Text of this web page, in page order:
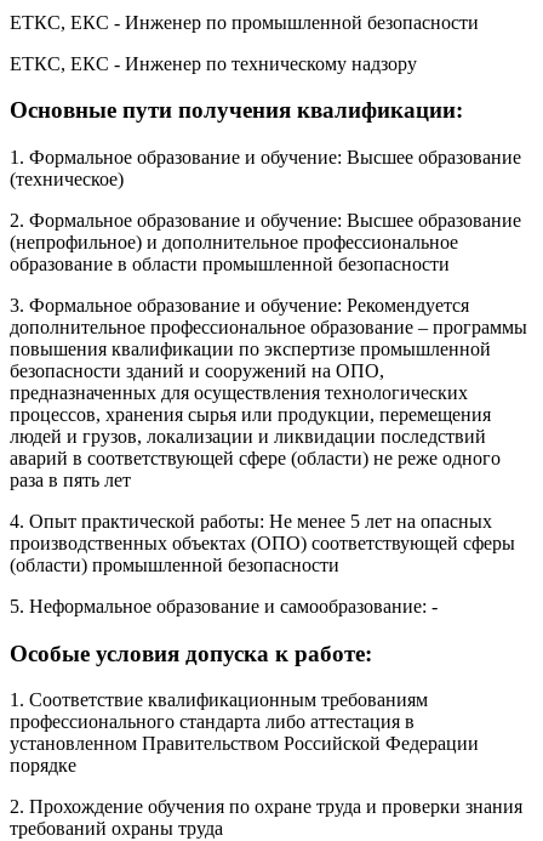
ЕТКС, ЕКС - Инженер по промышленной безопасности
ЕТКС, ЕКС - Инженер по техническому надзору
Основные пути получения квалификации:
1. Формальное образование и обучение: Высшее образование
(техническое)
2. Формальное образование и обучение: Высшее образование
(непрофильное) и дополнительное профессиональное
образование в области промышленной безопасности
3. Формальное образование и обучение: Рекомендуется
дополнительное профессиональное образование – программы
повышения квалификации по экспертизе промышленной
безопасности зданий и сооружений на ОПО,
предназначенных для осуществления технологических
процессов, хранения сырья или продукции, перемещения
людей и грузов, локализации и ликвидации последствий
аварий в соответствующей сфере (области) не реже одного
раза в пять лет
4. Опыт практической работы: Не менее 5 лет на опасных
производственных объектах (ОПО) соответствующей сферы
(области) промышленной безопасности
5. Неформальное образование и самообразование: -
Особые условия допуска к работе:
1. Соответствие квалификационным требованиям
профессионального стандарта либо аттестация в
установленном Правительством Российской Федерации
порядке
2. Прохождение обучения по охране труда и проверки знания
требований охраны труда